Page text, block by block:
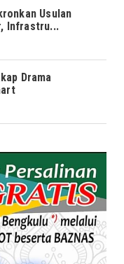
Usulan
Infrastru...
Drama